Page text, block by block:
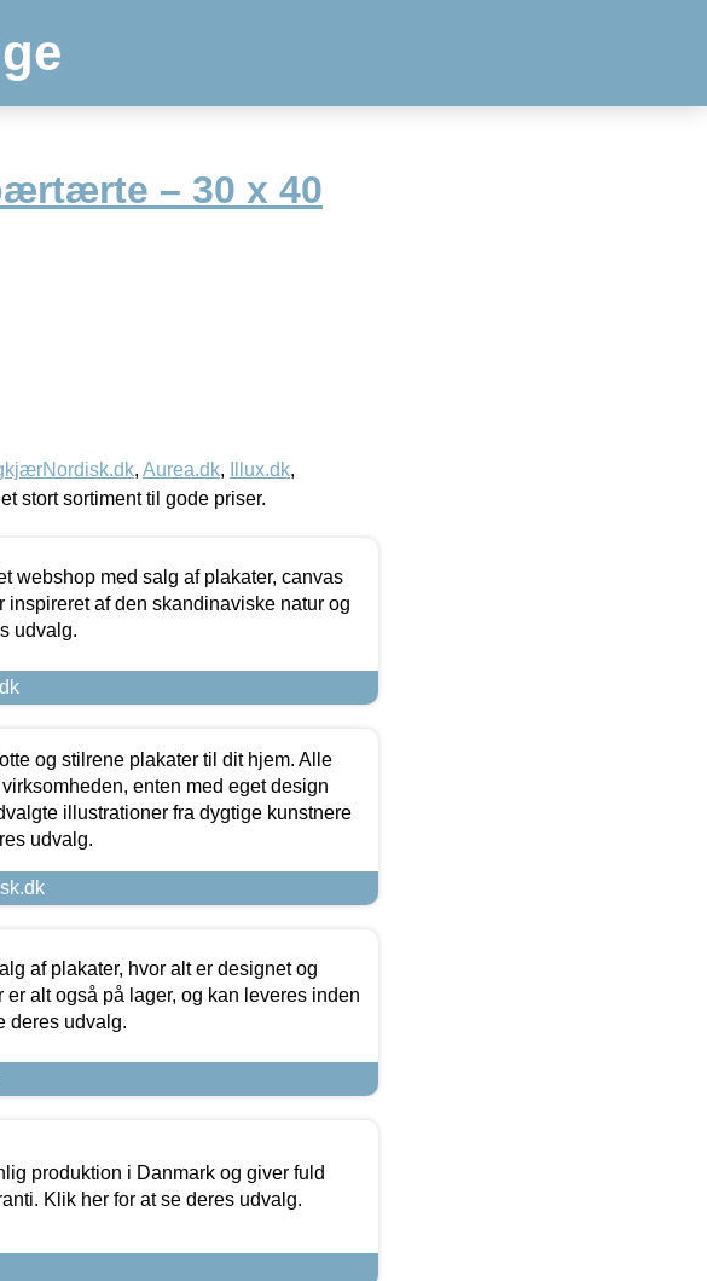
– 30 x 40
, Aurea.dk, Illux.dk,
stort sortiment til gode priser.
webshop med salg af plakater, canvas
inspireret af den skandinaviske natur og
udvalg.
og stilrene plakater til dit hjem. Alle
enten med eget design
illustrationer fra dygtige kunstnere
udvalg.
af plakater, hvor alt er designet og
er alt også på lager, og kan leveres inden
deres udvalg.
produktion i Danmark og giver fuld
Klik her for at se deres udvalg.